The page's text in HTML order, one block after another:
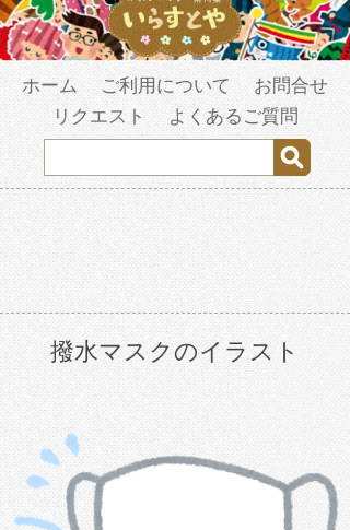
ホーム ご利用について
お問合せ
リクエスト
よくあるご質問
撥水マスクのイラスト